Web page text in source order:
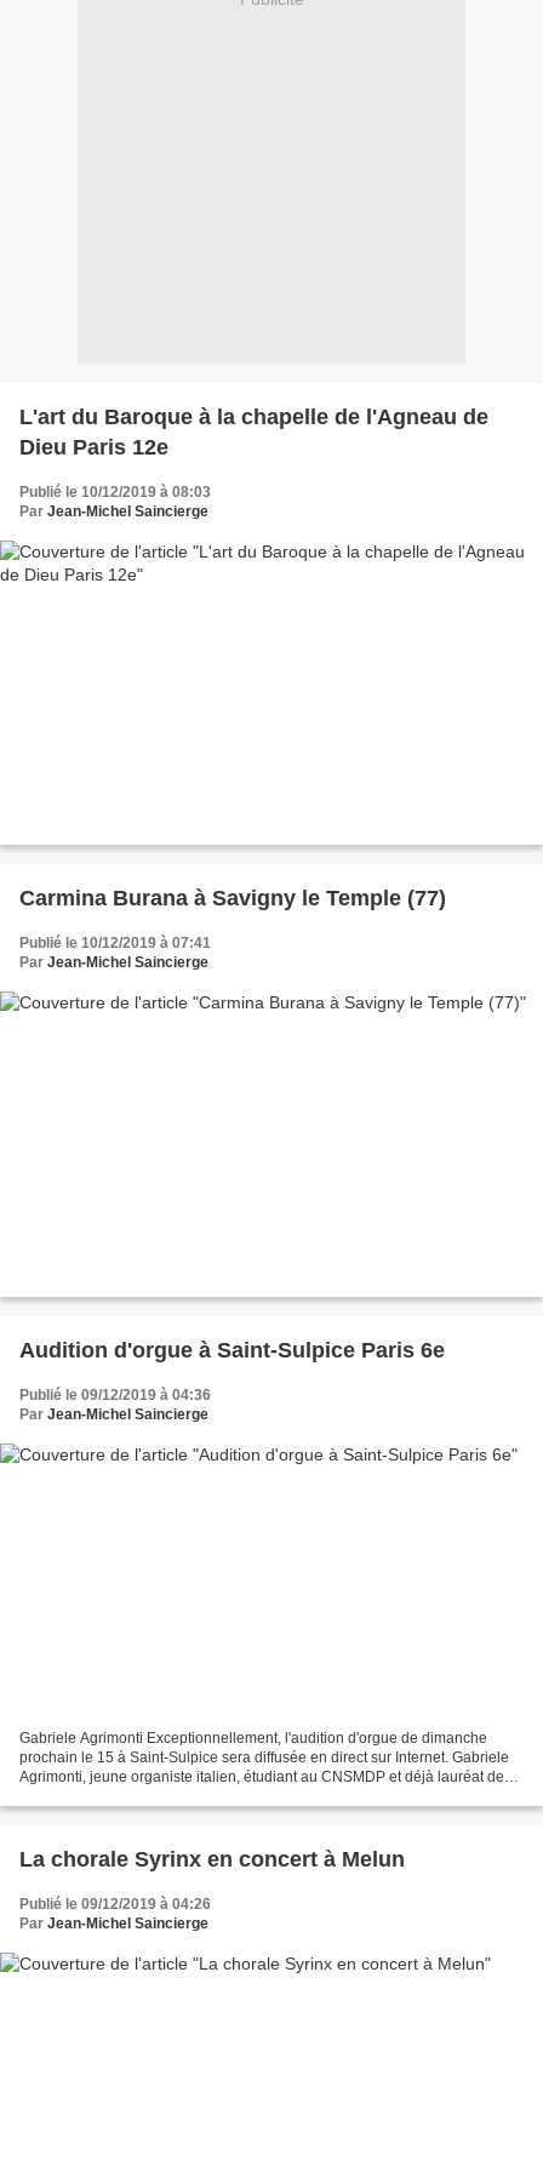
L'art du Baroque à la chapelle de l'Agneau de
Dieu Paris 12e
Publié le 10/12/2019 à 08:03
Par Jean-Michel Saincierge
Carmina Burana à Savigny le Temple (77)
Publié le 10/12/2019 à 07:41
Par Jean-Michel Saincierge
Audition d'orgue à Saint-Sulpice Paris 6e
Publié le 09/12/2019 à 04:36
Par Jean-Michel Saincierge
Gabriele Agrimonti Exceptionnellement, l'audition d'orgue de dimanche
prochain le 15 à Saint-Sulpice sera diffusée en direct sur Internet. Gabriele
Agrimonti, jeune organiste italien, étudiant au CNSMDP et déjà lauréat de
La chorale Syrinx en concert à Melun
Publié le 09/12/2019 à 04:26
Par Jean-Michel Saincierge